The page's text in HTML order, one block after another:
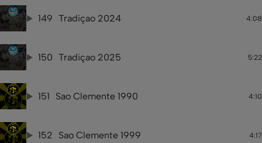
149 Tradiçao 2024 4:08
150 Tradiçao 2025 5:22
151 Sao Clemente 1990 4:10
152 Sao Clemente 1999 4:17